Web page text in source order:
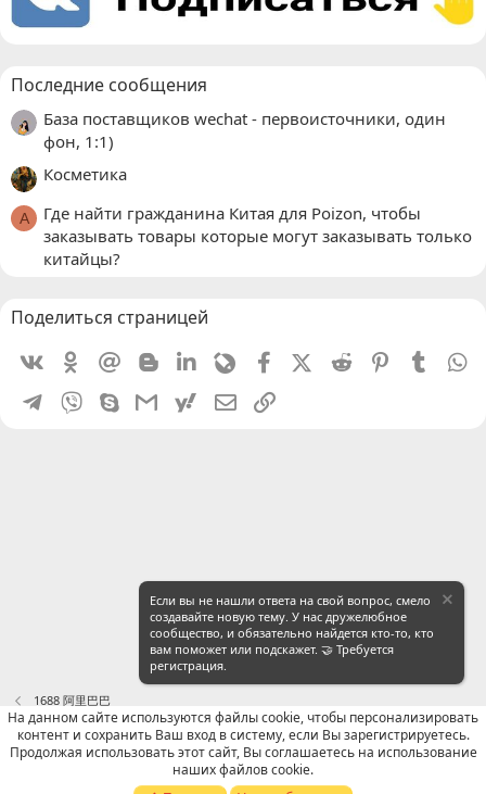
Последние сообщения
База поставщиков wechat - первоисточники, один
фон, 1:1)
Косметика
A
Где найти гражданина Китая для Poizon, чтобы
заказывать товары которые могут заказывать только
китайцы?
Поделиться страницей
VkontakteOdnoklassniki
Mail.ru BloggerLinkedin
LivejournalFacebookX (Twitter)
Reddit PinterestTumblr
Telegram
Viber SkypeGmailyahoomailЭлектронная почта
1688 阿里巴巴
Russian (RU)
Условия и правила
Если вы не нашли ответа на свой вопрос, смело
создавайте новую тему. У нас дружелюбное
сообщество, и обязательно найдется кто-то, кто
вам поможет или подскажет. 🤝 Требуется
регистрация.
На данном сайте используются файлы cookie, чтобы персонализировать
контент и сохранить Ваш вход в систему, если Вы зарегистрируетесь.
Продолжая использовать этот сайт, Вы соглашаетесь на использование
наших файлов cookie.